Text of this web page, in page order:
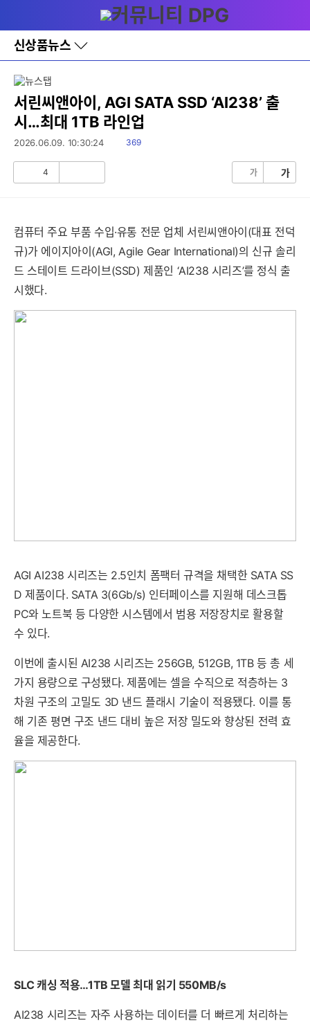
와
홈
신상품뉴스
바
로
레
이
어
토
서린씨앤아이, AGI SATA SSD ‘AI238’ 출
시…최대 1TB 라인업
2026.06.09. 10:30:24
읽
369
4 가 가
컴퓨터 주요 부품 수입·유통 전문 업체 서린씨앤아이(대표 전덕
규)가 에이지아이(AGI, Agile Gear International)의 신규 솔리
드 스테이트 드라이브(SSD) 제품인 ‘AI238 시리즈’를 정식 출
시했다.
AGI AI238 시리즈는 2.5인치 폼팩터 규격을 채택한 SATA SS
D 제품이다. SATA 3(6Gb/s) 인터페이스를 지원해 데스크톱
PC와 노트북 등 다양한 시스템에서 범용 저장장치로 활용할
수 있다.
이번에 출시된 AI238 시리즈는 256GB, 512GB, 1TB 등 총 세
가지 용량으로 구성됐다. 제품에는 셀을 수직으로 적층하는 3
차원 구조의 고밀도 3D 낸드 플래시 기술이 적용됐다. 이를 통
해 기존 평면 구조 낸드 대비 높은 저장 밀도와 향상된 전력 효
율을 제공한다.
SLC 캐싱 적용…1TB 모델 최대 읽기 550MB/s
AI238 시리즈는 자주 사용하는 데이터를 더 빠르게 처리하는
세부정보 열기/접기